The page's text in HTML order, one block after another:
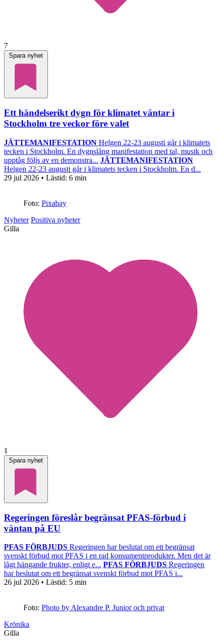
7
Spara nyhet
Ett händelserikt dygn för klimatet väntar i
Stockholm tre veckor före valet
JÄTTEMANIFESTATION Helgen 22-23 augusti går i klimatets
tecken i Stockholm. En dygnslång manifestation med tal, musik och
upptåg följs av en demonstra... JÄTTEMANIFESTATION
Helgen 22-23 augusti går i klimatets tecken i Stockholm. En d...
29 jul 2026 • Lästid: 6 min
Foto: Pixabay
Nyheter Positiva nyheter
Gilla
1
Spara nyhet
Regeringen föreslår begränsat PFAS-förbud i
väntan på EU
PFAS FÖRBJUDS Regeringen har beslutat om ett begränsat
svenskt förbud mot PFAS i en rad konsumentprodukter. Men det är
lågt hängande frukter, enligt e... PFAS FÖRBJUDS Regeringen
har beslutat om ett begränsat svenskt förbud mot PFAS i...
26 jul 2026 • Lästid: 5 min
Foto: Photo by Alexandre P. Junior och privat
Krönika
Gilla